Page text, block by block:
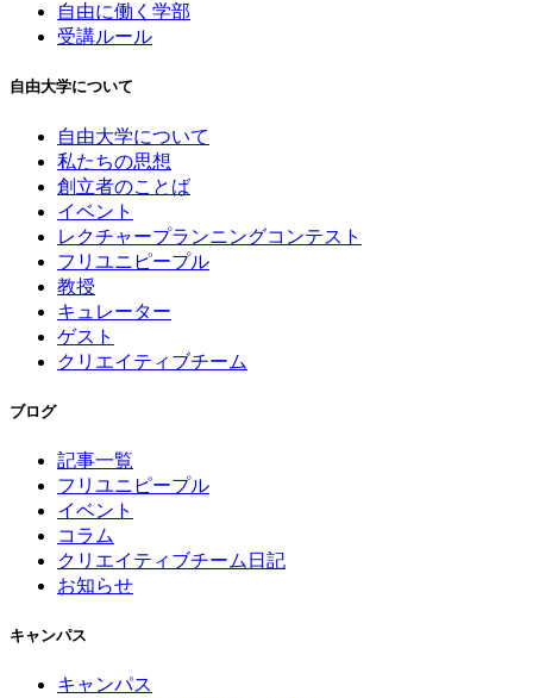
自由に働く学部
受講ルール
自由大学について
自由大学について
私たちの思想
創立者のことば
イベント
レクチャープランニングコンテスト
フリユニピープル
教授
キュレーター
ゲスト
クリエイティブチーム
ブログ
記事一覧
フリユニピープル
イベント
コラム
クリエイティブチーム日記
お知らせ
キャンパス
キャンパス